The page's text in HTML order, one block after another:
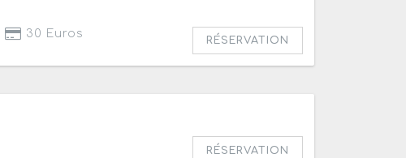
30 Euros
RÉSERVATION
RÉSERVATION